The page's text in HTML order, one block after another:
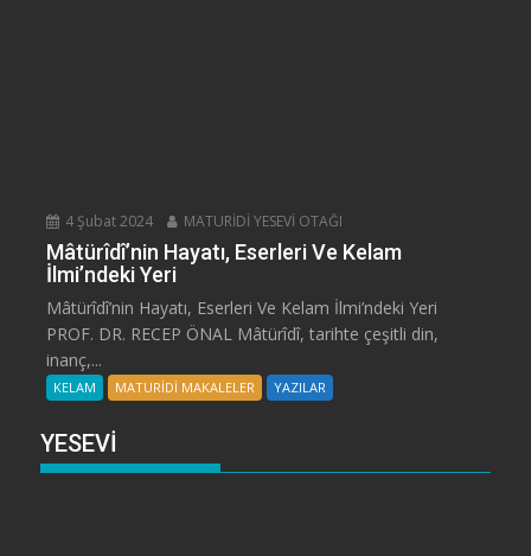
4 Şubat 2024 MATURİDİ YESEVİ OTAĞI
Mâtürîdî’nin Hayatı, Eserleri Ve Kelam
İlmi’ndeki Yeri
Mâtürîdî’nin Hayatı, Eserleri Ve Kelam İlmi’ndeki Yeri
PROF. DR. RECEP ÖNAL Mâtürîdî, tarihte çeşitli din,
inanç,...
KELAM MATURİDİ MAKALELER YAZILAR
YESEVİ